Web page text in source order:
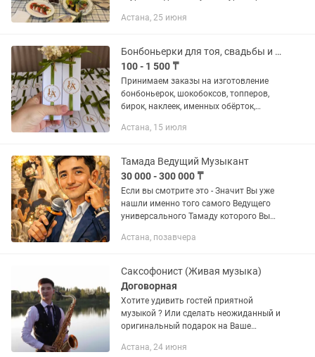
содан таңдайсыз сосын калкуляц
Астана, 25 июня
Бонбоньерки для тоя, свадьбы и праздников
100 - 1 500 ₸
Принимаем заказы на изготовление
бонбоньерок, шокобоксов, топперов,
бирок, наклеек, именных обёрток,
баночки мёда и лент на тойбастар на
Астана, 15 июля
Тамада Ведущий Музыкант
30 000 - 300 000 ₸
Если вы смотрите это - Значит Вы уже
нашли именно того самого Ведущего
универсального Тамаду которого Вы
Позвоните, чем ближе ваше
Астана, позавчера
Саксофонист (Живая музыка)
Договорная
Хотите удивить гостей приятной
музыкой ? Или сделать неожиданный и
оригинальный подарок на Ваше
памяти на долгие годы ? Вызовет
Астана, 24 июня